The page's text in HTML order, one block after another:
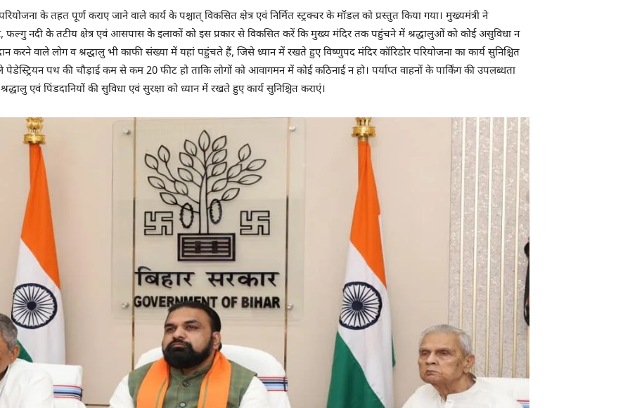
के तहत पूर्ण कराए जाने वाले कार्य के पश्चात् विकसित क्षेत्र एवं निर्मित स्ट्रक्चर के मॉडल को प्रस्तुत किया गया। मुख्यमंत्री ने
फल्गु नदी के तटीय क्षेत्र एवं आसपास के इलाकों को इस प्रकार से विकसित करें कि मुख्य मंदिर तक पहुंचने में श्रद्धालुओं को कोई असुविधा न
करने वाले लोग व श्रद्धालु भी काफी संख्या में यहां पहुंचते हैं, जिसे ध्यान में रखते हुए विष्णुपद मंदिर कॉरिडोर परियोजना का कार्य सुनिश्चित
पथ की चौड़ाई कम से कम 20 फीट हो ताकि लोगों को आवागमन में कोई कठिनाई न हो। पर्याप्त वाहनों के पार्किंग की उपलब्धता
एवं पिंडदानियों की सुविधा एवं सुरक्षा को ध्यान में रखते हुए कार्य सुनिश्चित कराएं।